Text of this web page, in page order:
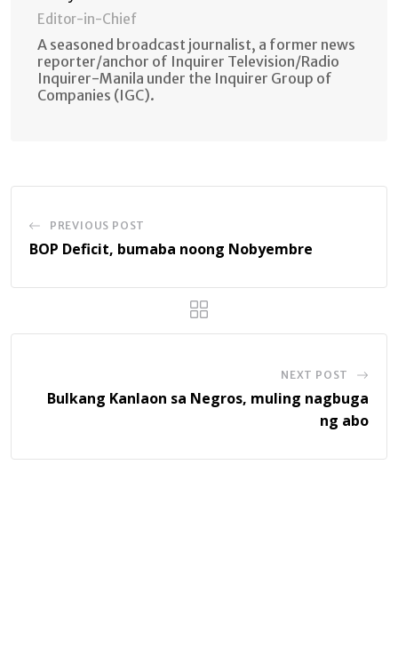
Editor-in-Chief
A seasoned broadcast journalist, a former news
reporter/anchor of Inquirer Television/Radio
Inquirer-Manila under the Inquirer Group of
Companies (IGC).
PREVIOUS POST
BOP Deficit, bumaba noong Nobyembre
NEXT POST
Bulkang Kanlaon sa Negros, muling nagbuga
ng abo